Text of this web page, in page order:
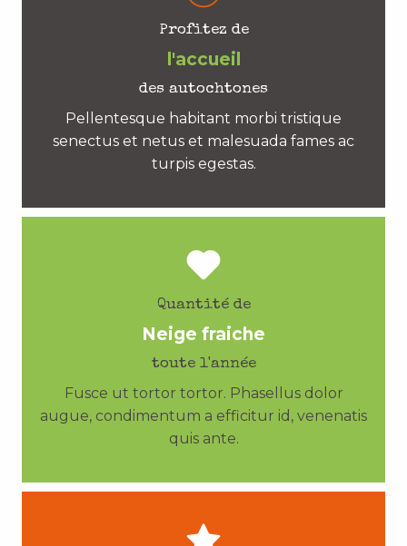
Profitez de
l'accueil
des autochtones
Pellentesque habitant morbi tristique
senectus et netus et malesuada fames ac
turpis egestas.
Quantité de
Neige fraiche
toute l'année
Fusce ut tortor tortor. Phasellus dolor
augue, condimentum a efficitur id, venenatis
quis ante.